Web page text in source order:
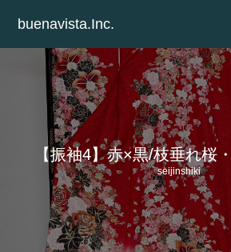
buenavista.Inc.
【振袖4】赤×黒/枝垂れ桜
seijinshiki